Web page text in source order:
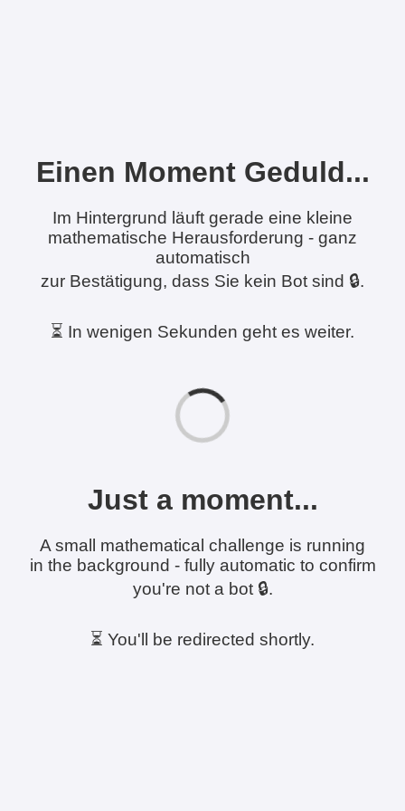
Einen Moment Geduld...
Im Hintergrund läuft gerade eine kleine
mathematische Herausforderung - ganz
automatisch
zur Bestätigung, dass Sie kein Bot sind 🔒.
⏳ In wenigen Sekunden geht es weiter.
Just a moment...
A small mathematical challenge is running
in the background - fully automatic to confirm
you're not a bot 🔒.
⏳ You'll be redirected shortly.